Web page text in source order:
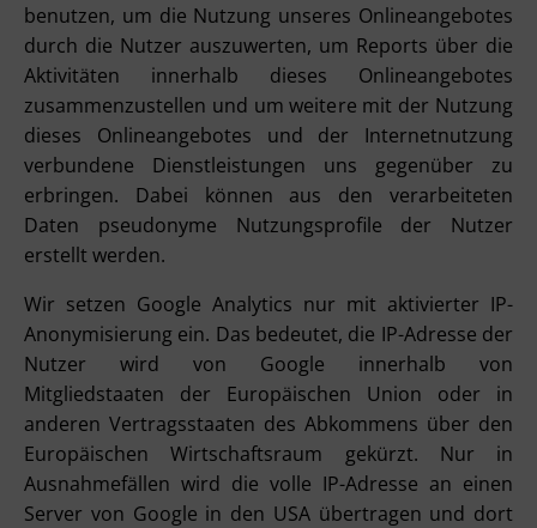
benutzen, um die Nutzung unseres Onlineangebotes
durch die Nutzer auszuwerten, um Reports über die
Aktivitäten innerhalb dieses Onlineangebotes
zusammenzustellen und um weitere mit der Nutzung
dieses Onlineangebotes und der Internetnutzung
verbundene Dienstleistungen uns gegenüber zu
erbringen. Dabei können aus den verarbeiteten
Daten pseudonyme Nutzungsprofile der Nutzer
erstellt werden.
Wir setzen Google Analytics nur mit aktivierter IP-
Anonymisierung ein. Das bedeutet, die IP-Adresse der
Nutzer wird von Google innerhalb von
Mitgliedstaaten der Europäischen Union oder in
anderen Vertragsstaaten des Abkommens über den
Europäischen Wirtschaftsraum gekürzt. Nur in
Ausnahmefällen wird die volle IP-Adresse an einen
Server von Google in den USA übertragen und dort